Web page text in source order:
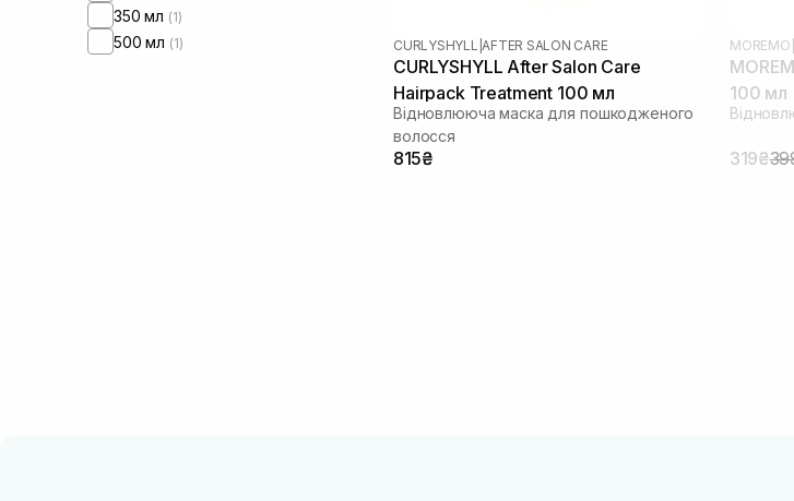
350 мл (1)
500 мл (1) CURLYSHYLL AFTER SALON CARE
CURLYSHYLL After Salon Care
Hairpack Treatment 100 мл
Відновлююча маска для пошкодженого
волосся
815₴
MOREMO
100 мл
319₴